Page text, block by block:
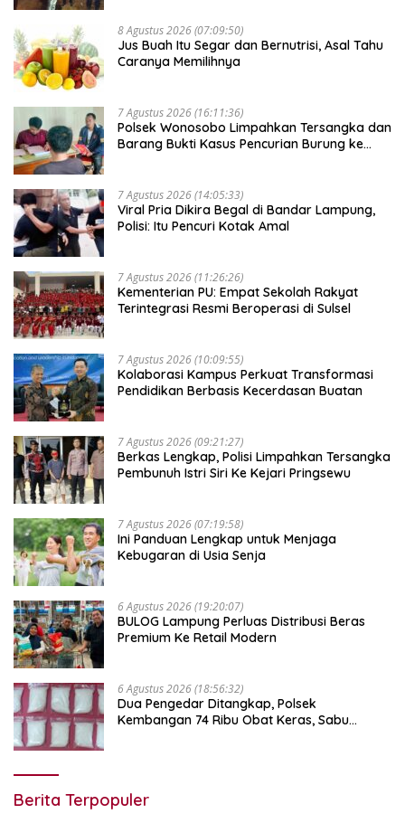
8 Agustus 2026 (07:09:50)
Jus Buah Itu Segar dan Bernutrisi, Asal Tahu
Caranya Memilihnya
7 Agustus 2026 (16:11:36)
Polsek Wonosobo Limpahkan Tersangka dan
Barang Bukti Kasus Pencurian Burung ke
7 Agustus 2026 (14:05:33)
Viral Pria Dikira Begal di Bandar Lampung,
Polisi: Itu Pencuri Kotak Amal
7 Agustus 2026 (11:26:26)
Kementerian PU: Empat Sekolah Rakyat
Terintegrasi Resmi Beroperasi di Sulsel
7 Agustus 2026 (10:09:55)
Kolaborasi Kampus Perkuat Transformasi
Pendidikan Berbasis Kecerdasan Buatan
7 Agustus 2026 (09:21:27)
Berkas Lengkap, Polisi Limpahkan Tersangka
Pembunuh Istri Siri Ke Kejari Pringsewu
7 Agustus 2026 (07:19:58)
Ini Panduan Lengkap untuk Menjaga
Kebugaran di Usia Senja
6 Agustus 2026 (19:20:07)
BULOG Lampung Perluas Distribusi Beras
Premium Ke Retail Modern
6 Agustus 2026 (18:56:32)
Dua Pengedar Ditangkap, Polsek
Kembangan 74 Ribu Obat Keras, Sabu
Berita Terpopuler